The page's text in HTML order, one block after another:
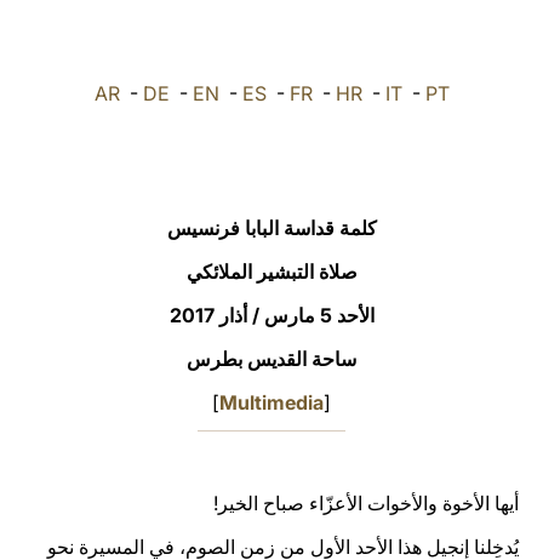
AR- DE - EN - ES- FR- HR- IT- PT
كلمة قداسة البابا فرنسيس
صلاة التبشير الملائكي
الأحد 5 مارس / أذار 2017
ساحة القديس بطرس
[
Multimedia
]
أيها الأخوة والأخوات الأعزّاء صباح الخير!
يُدخِلنا إنجيل هذا الأحد الأول من زمن الصوم، في المسيرة نحو